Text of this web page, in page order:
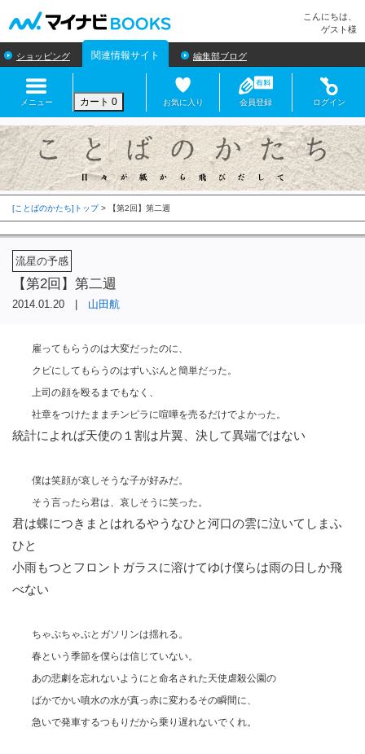
こんにちは、
ゲスト様
ショッピング 関連情報サイト 編集部ブログ
メニュー カート 0 お気に入り 会員登録 ログイン
[ことばのかたち]トップ>
流星の予感
【第2回】第二週
2014.01.20 | 山田航
雇ってもらうのは大変だったのに、
クビにしてもらうのはずいぶんと簡単だった。
上司の顔を殴るまでもなく、
社章をつけたままチンピラに喧嘩を売るだけでよかった。
統計によれば天使の１割は片翼、決して異端ではない
僕は笑顔が哀しそうな子が好みだ。
そう言ったら君は、哀しそうに笑った。
君は蝶につきまとはれるやうなひと河口の雲に泣いてしまふ
ひと
小雨もつとフロントガラスに溶けてゆけ僕らは雨の日しか飛
べない
ちゃぷちゃぷとガソリンは揺れる。
春という季節を僕らは信じていない。
あの悲劇を忘れないようにと命名された天使虐殺公園の
ばかでかい噴水の水が真っ赤に変わるその瞬間に、
急いで発車するつもりだから乗り遅れないでくれ。